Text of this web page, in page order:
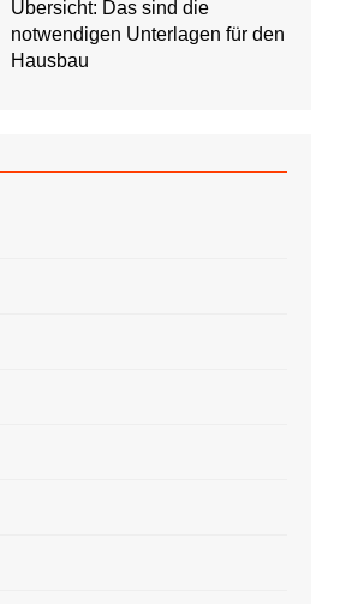
Übersicht: Das sind die
notwendigen Unterlagen für den
Hausbau